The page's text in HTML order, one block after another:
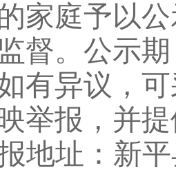
家庭予以
督。公示期
有异议，
举报，并
地址：新